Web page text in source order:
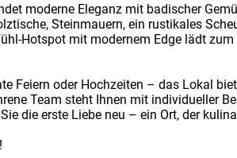
moderne Eleganz mit badischer
Steinmauern, ein rustikales
Hotspot mit modernem Edge lädt
Feiern oder Hochzeiten – das Lokal
Team steht Ihnen mit individueller
die erste Liebe neu – ein Ort, der